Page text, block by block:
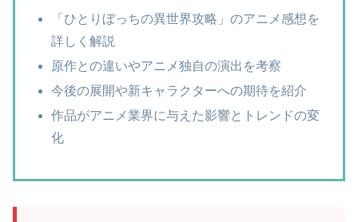
「ひとりぼっちの異世界攻略」のアニメ感想を
詳しく解説
原作との違いやアニメ独自の演出を考察
今後の展開や新キャラクターへの期待を紹介
作品がアニメ業界に与えた影響とトレンドの変
化